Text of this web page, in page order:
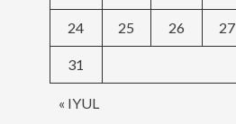
« IYUL
24 25 26 27
31